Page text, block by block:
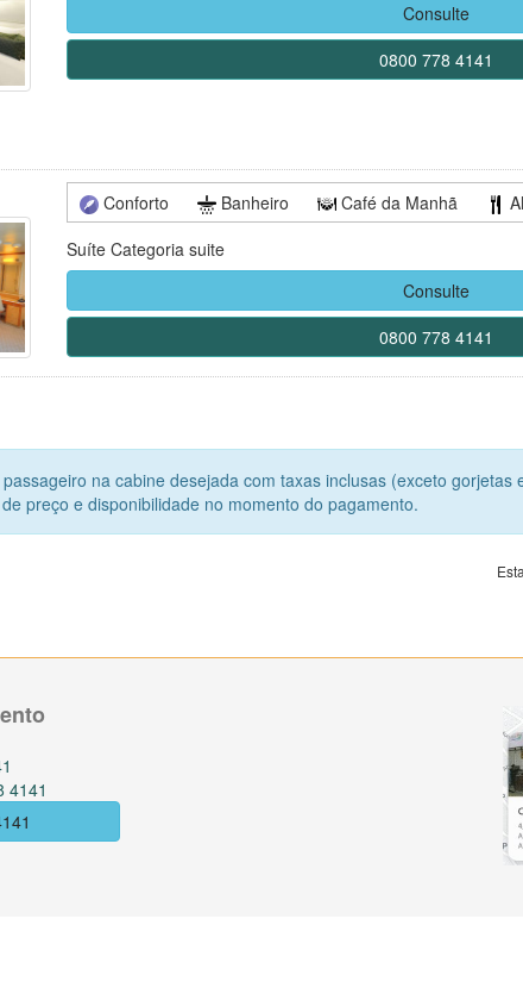
Consulte
0800 778 4141
Conforto Banheiro Café da Manhã
Suíte Categoria suite
Consulte
0800 778 4141
na cabine desejada com taxas inclusas (exceto gorjetas
preço e disponibilidade no momento do pagamento.
4141